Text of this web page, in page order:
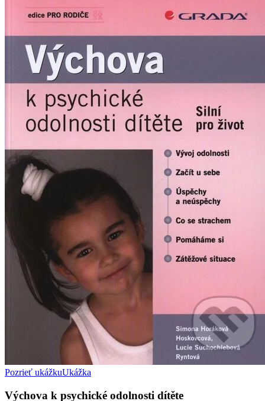
Pozrieť ukážkuUkážka
Výchova k psychické odolnosti dítěte